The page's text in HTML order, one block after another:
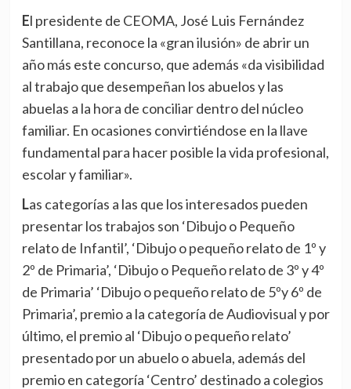
El presidente de CEOMA, José Luis Fernández
Santillana, reconoce la «gran ilusión» de abrir un
año más este concurso, que además «da visibilidad
al trabajo que desempeñan los abuelos y las
abuelas a la hora de conciliar dentro del núcleo
familiar. En ocasiones convirtiéndose en la llave
fundamental para hacer posible la vida profesional,
escolar y familiar».
Las categorías a las que los interesados pueden
presentar los trabajos son ‘Dibujo o Pequeño
relato de Infantil’, ‘Dibujo o pequeño relato de 1º y
2º de Primaria’, ‘Dibujo o Pequeño relato de 3º y 4º
de Primaria’ ‘Dibujo o pequeño relato de 5ºy 6º de
Primaria’, premio a la categoría de Audiovisual y por
último, el premio al ‘Dibujo o pequeño relato’
presentado por un abuelo o abuela, además del
premio en categoría ‘Centro’ destinado a colegios